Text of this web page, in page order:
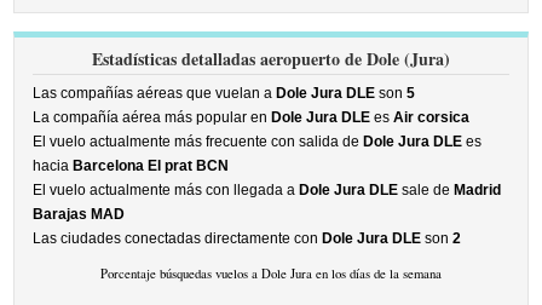
Estadísticas detalladas aeropuerto de Dole (Jura)
Las compañías aéreas que vuelan a Dole Jura DLE son5
La compañía aérea más popular en Dole Jura DLE esAir corsica
El vuelo actualmente más frecuente con salida de Dole Jura DLE es
hacia Barcelona El prat BCN
El vuelo actualmente más con llegada a Dole Jura DLE sale de Madrid
Barajas MAD
Las ciudades conectadas directamente con Dole Jura DLE son2
Porcentaje búsquedas vuelos a Dole Jura en los días de la semana